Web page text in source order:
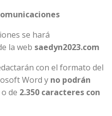
se hará
la web saedyn2023.com
con el formato del
Word y no podrán
de 2.350 caracteres con